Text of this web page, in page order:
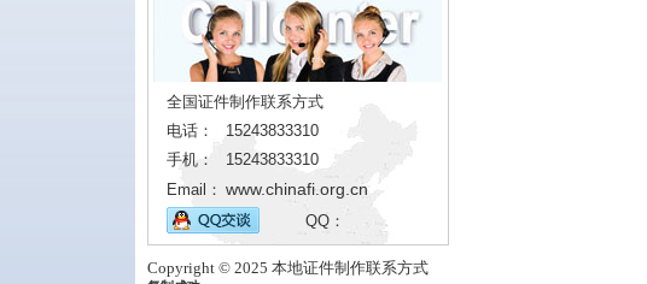
全国证件制作联系方式
电话：
15243833310
手机：
15243833310
Email： www.chinafi.org.cn
QQ：
Copyright © 2025 本地证件制作联系方式